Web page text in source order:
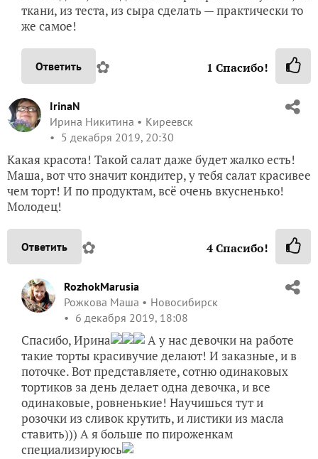
ткани, из теста, из сыра сделать — практически то
же самое!
Ответить ✿ 1 Спасибо!
IrinaN
Ирина Никитина
Киреевск
5 декабря 2019, 20:30
Какая красота! Такой салат даже будет жалко есть!
Маша, вот что значит кондитер, у тебя салат красивее
чем торт! И по продуктам, всё очень вкусненько!
Молодец!
Ответить ✿ 4Спасибо!
RozhokMarusia
Рожкова Маша
Новосибирск
6 декабря 2019, 18:08
Спасибо, Ирина
А у нас девочки на работе
такие торты красивучие делают! И заказные, и в
поточке. Вот представляете, сотню одинаковых
тортиков за день делает одна девочка, и все
одинаковые, ровненькие! Научишься тут и
розочки из сливок крутить, и листики из масла
ставить))) А я больше по пироженкам
специализируюсь